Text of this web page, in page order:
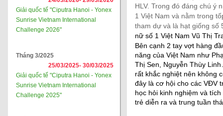
Giải quốc tế "Ciputra Hanoi - Yonex
Sunrise Vietnam International
Challenge 2026"
Tháng 3/2025
25/03/2025- 30/03/2025
Giải quốc tế "Ciputra Hanoi - Yonex
Sunrise Vietnam International
Challenge 2025"
HLV. Trong đó đáng chú ý
1 Việt Nam và nằm trong
tham dự và là hạt giống số
nữ số 1 Việt Nam Vũ Thị
Bên cạnh 2 tay vợt hàng
năng của Việt Nam như
Thị Sen, Nguyễn Thùy
rất khắc nghiệt nên không
đây là cơ hội cho các VĐV
học hỏi kinh nghiệm và
trẻ diễn ra và trung tuần